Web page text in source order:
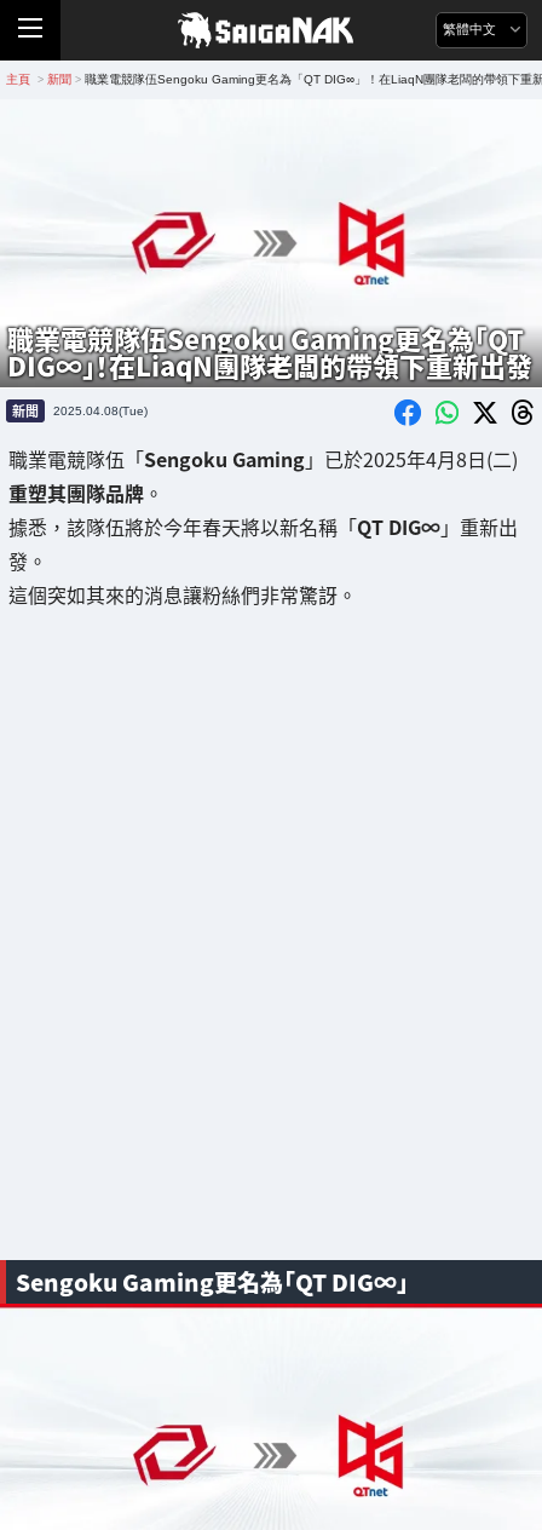
繁體中文
主頁 > 新聞 > 職業電競隊伍Sengoku Gaming更名為「QT DIG∞」！在LiaqN團隊老闆的帶領下重
職業電競隊伍Sengoku Gaming更名為「QT
DIG∞」！在LiaqN團隊老闆的帶領下重新出發
新聞 2025.04.08(Tue)
職業電競隊伍「Sengoku Gaming」已於2025年4月8日(二)
重塑其團隊品牌 。
據悉，該隊伍將於今年春天將以新名稱「QT DIG∞」重新出
發。
這個突如其來的消息讓粉絲們非常驚訝。
Sengoku Gaming更名為「QT DIG∞」